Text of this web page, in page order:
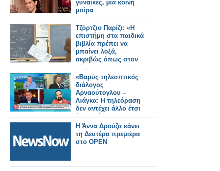
γυναίκες, μια κοινή
μοίρα
Τζόρτζιο Παρίζι: «Η
επιστήμη στα παιδικά
βιβλία πρέπει να
μπαίνει λοξά,
ακριβώς όπως στον
κόσμο των παιδιών»
«Βαρύς τηλεοπτικός
διάλογος
Αρναούτογλου –
Λιάγκα: Η τηλεόραση
δεν αντέχει άλλο έτσι
όπως είναι
Η Άννα Δρούζα κάνει
τη Δευτέρα πρεμιέρα
στο OPEN